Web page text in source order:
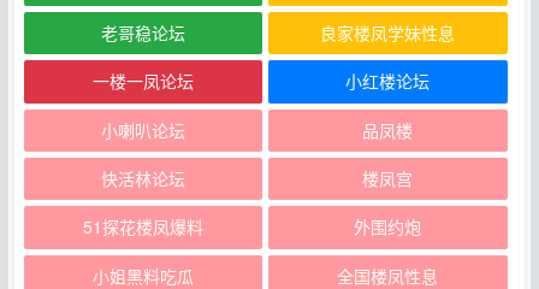
老哥稳论坛 良家楼凤学妹性息
一楼一凤论坛 小红楼论坛
小喇叭论坛 品凤楼
快活林论坛 楼凤宫
51探花楼凤爆料 外围约炮
小姐黑料吃瓜 全国楼凤性息